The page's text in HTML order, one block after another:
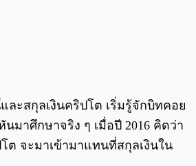
ะสกุลเงินคริปโต เริ่มรู้จักบิทคอย
นมาศึกษาจริง ๆ เมื่อปี 2016 คิดว่า
ต จะมาเข้ามาแทนที่สกุลเงินใน